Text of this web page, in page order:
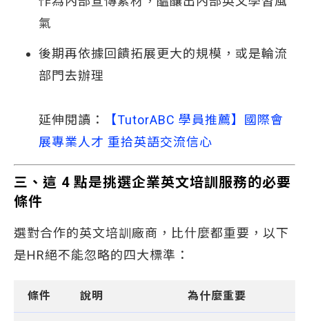
氣
後期再依據回饋拓展更大的規模，或是輪流
部門去辦理
延伸閱讀：
【TutorABC 學員推薦】國際會
展專業人才 重拾英語交流信心
三、這 4 點是挑選企業英文培訓服務的必要
條件
選對合作的英文培訓廠商，比什麼都重要，以下
是HR絕不能忽略的四大標準：
條件 說明 為什麼重要